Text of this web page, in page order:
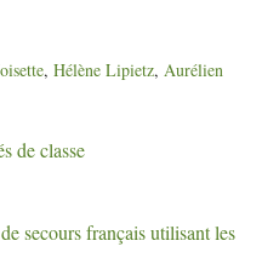
, Hélène Lipietz, Aurélien
de classe
secours français utilisant les